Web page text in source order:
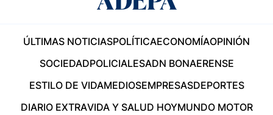
ÚLTIMAS NOTICIASPOLÍTICAECONOMÍAOPINIÓN
SOCIEDADPOLICIALESADN BONAERENSE
ESTILO DE VIDAMEDIOSEMPRESASDEPORTES
DIARIO EXTRAVIDA Y SALUD HOYMUNDO MOTOR